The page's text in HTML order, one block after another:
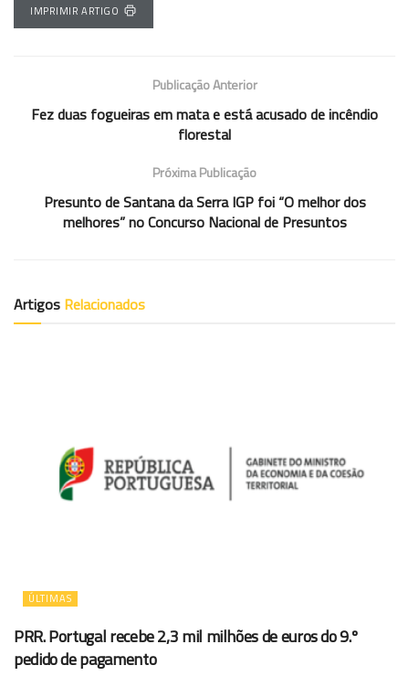
IMPRIMIR ARTIGO
Publicação Anterior
Fez duas fogueiras em mata e está acusado de incêndio
florestal
Próxima Publicação
Presunto de Santana da Serra IGP foi “O melhor dos
melhores” no Concurso Nacional de Presuntos
Artigos Relacionados
ÚLTIMAS
PRR. Portugal recebe 2,3 mil milhões de euros do 9.º
pedido de pagamento